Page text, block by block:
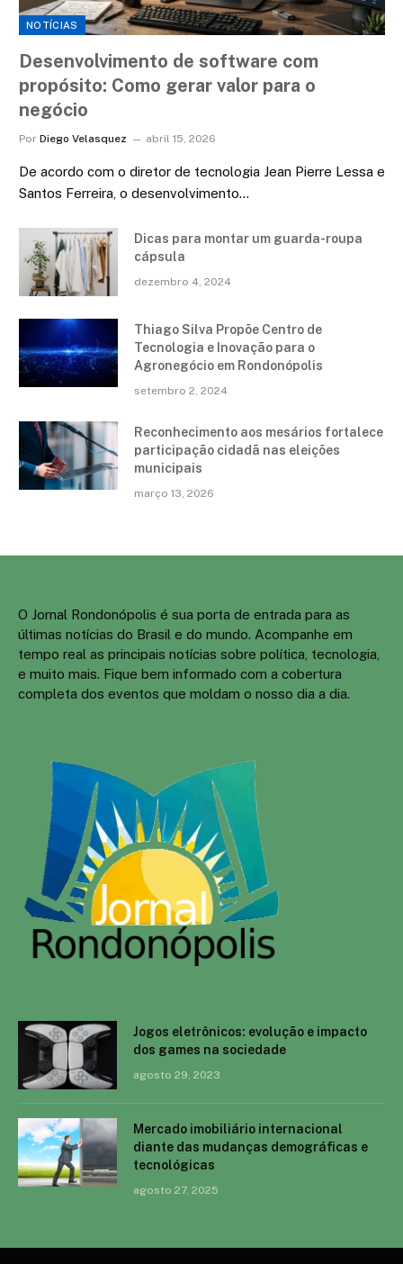
NOTÍCIAS
Desenvolvimento de software com
propósito: Como gerar valor para o
negócio
Por Diego Velasquez abril 15, 2026
De acordo com o diretor de tecnologia Jean Pierre Lessa e
Santos Ferreira, o desenvolvimento…
Dicas para montar um guarda-roupa
cápsula
dezembro 4, 2024
Thiago Silva Propõe Centro de
Tecnologia e Inovação para o
Agronegócio em Rondonópolis
setembro 2, 2024
Reconhecimento aos mesários fortalece
participação cidadã nas eleições
municipais
março 13, 2026
O Jornal Rondonópolis é sua porta de entrada para as
últimas notícias do Brasil e do mundo. Acompanhe em
tempo real as principais notícias sobre política, tecnologia,
e muito mais. Fique bem informado com a cobertura
completa dos eventos que moldam o nosso dia a dia.
Jogos eletrônicos: evolução e impacto
dos games na sociedade
agosto 29, 2023
Mercado imobiliário internacional
diante das mudanças demográficas e
tecnológicas
agosto 27, 2025